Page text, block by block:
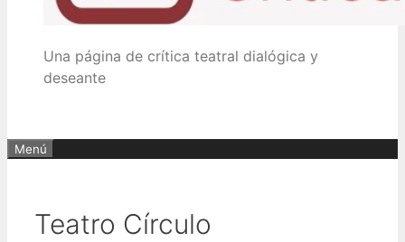
Una página de crítica teatral dialógica y
deseante
Menú
Teatro Círculo